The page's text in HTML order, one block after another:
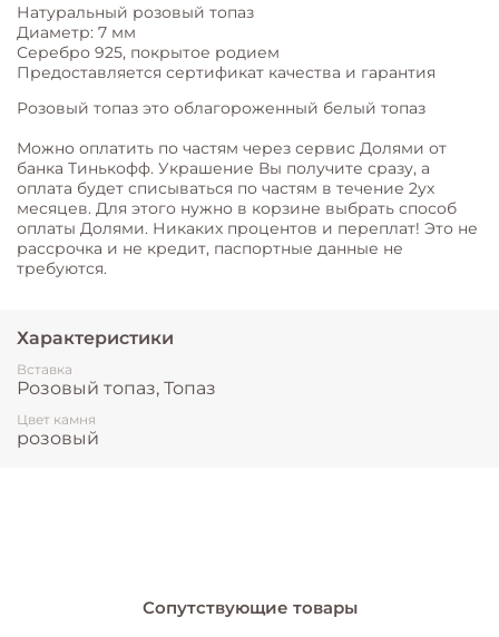
Натуральный розовый топаз
Диаметр: 7 мм
Серебро 925, покрытое родием
Предоставляется сертификат качества и гарантия
Розовый топаз это облагороженный белый топаз
Можно оплатить по частям через сервис Долями от
банка Тинькофф. Украшение Вы получите сразу, а
оплата будет списываться по частям в течение 2ух
месяцев. Для этого нужно в корзине выбрать способ
оплаты Долями. Никаких процентов и переплат! Это не
рассрочка и не кредит, паспортные данные не
требуются.
Характеристики
Вставка
Розовый топаз, Топаз
Цвет камня
розовый
Сопутствующие товары